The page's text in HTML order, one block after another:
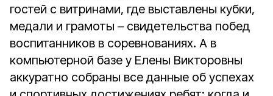
гостей с витринами, где выставлены кубки,
медали и грамоты – свидетельства побед
воспитанников в соревнованиях. А в
компьютерной базе у Елены Викторовны
аккуратно собраны все данные об успехах